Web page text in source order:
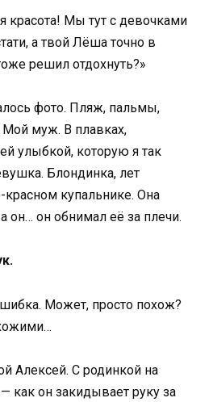
красота! Мы тут с девочками
а твой Лёша точно в
решил отдохнуть?»
фото. Пляж, пальмы,
муж. В плавках,
улыбкой, которую я так
Блондинка, лет
красном купальнике. Она
он… он обнимал её за плечи.
Может, просто похож?
Алексей. С родинкой на
как он закидывает руку за